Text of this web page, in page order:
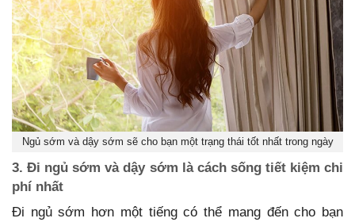
Ngủ sớm và dậy sớm sẽ cho bạn một trạng thái tốt nhất trong ngày
3. Đi ngủ sớm và dậy sớm là cách sống tiết kiệm chi
phí nhất
Đi ngủ sớm hơn một tiếng có thể mang đến cho bạn